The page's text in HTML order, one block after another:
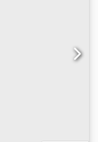
day. The